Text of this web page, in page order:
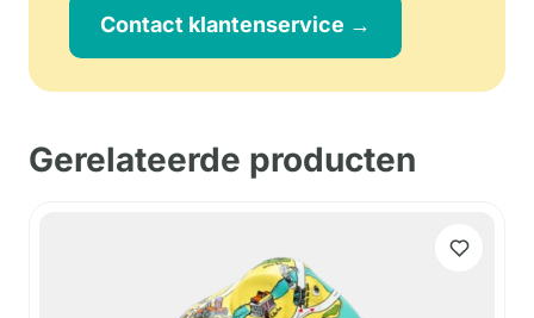
Contact klantenservice →
Gerelateerde producten